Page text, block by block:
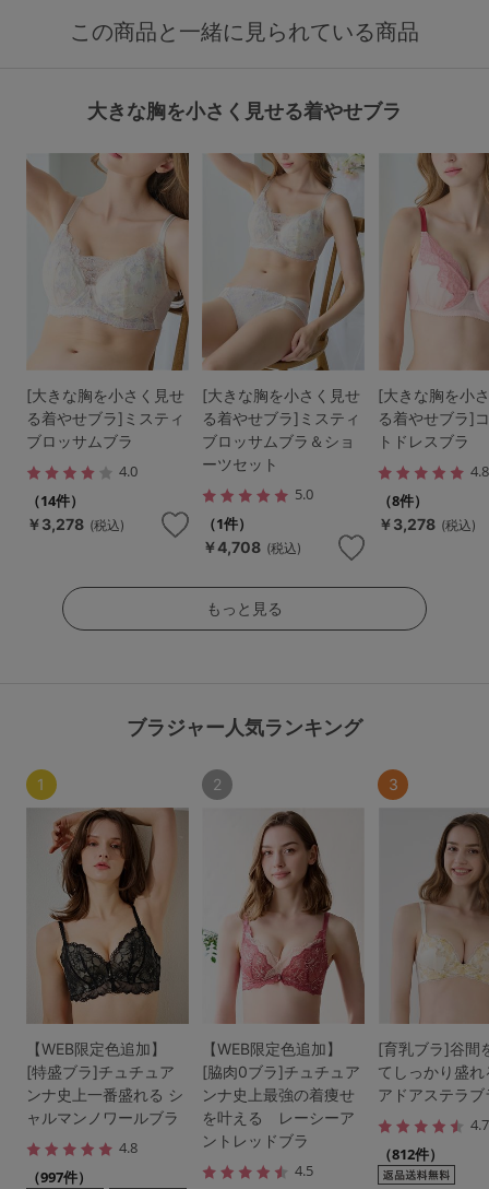
この商品と一緒に見られている商品
大きな胸を小さく見せる着やせブラ
[大きな胸を小さく見せ
る着やせブラ]ミスティ
ブロッサムブラ
4.0
（14件）
￥3,278 (税込)
[大きな胸を小さく見せ
る着やせブラ]ミスティ
ブロッサムブラ＆ショ
ーツセット
5.0
（1件）
￥4,708 (税込)
[大きな胸を小
る着やせブラ]
トドレスブラ
4.8
（8件）
￥3,278 (税込)
もっと見る
ブラジャー人気ランキング
1
【WEB限定色追加】
[特盛ブラ]チュチュア
ンナ史上一番盛れる シ
ャルマンノワールブラ
4.8
（997件）
2
【WEB限定色追加】
[脇肉0ブラ]チュチュア
ンナ史上最強の着痩せ
を叶える レーシーア
ントレッドブラ
4.5
3
[育乳ブラ]谷間
てしっかり盛
アドアステラブ
4.7
（812件）